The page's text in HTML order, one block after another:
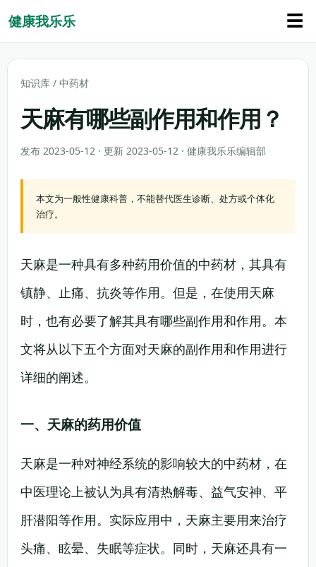
健康我乐乐 ☰
知识库 / 中药材
天麻有哪些副作用和作用？
发布 2023-05-12 · 更新 2023-05-12 · 健康我乐乐编辑部
本文为一般性健康科普，不能替代医生诊断、处方或个体化
治疗。
天麻是一种具有多种药用价值的中药材，其具有
镇静、止痛、抗炎等作用。但是，在使用天麻
时，也有必要了解其具有哪些副作用和作用。本
文将从以下五个方面对天麻的副作用和作用进行
详细的阐述。
一、天麻的药用价值
天麻是一种对神经系统的影响较大的中药材，在
中医理论上被认为具有清热解毒、益气安神、平
肝潜阳等作用。实际应用中，天麻主要用来治疗
头痛、眩晕、失眠等症状。同时，天麻还具有一